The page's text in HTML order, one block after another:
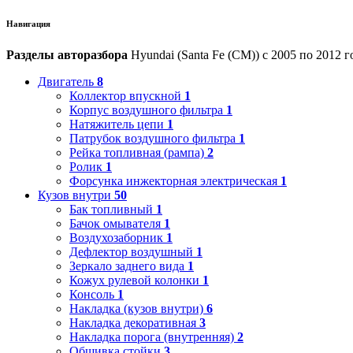
Навигация
Разделы авторазбора Hyundai (Santa Fe (CM)) с 2005 по 2012
Двигатель 8
Коллектор впускной 1
Корпус воздушного фильтра 1
Натяжитель цепи 1
Патрубок воздушного фильтра 1
Рейка топливная (рампа) 2
Ролик 1
Форсунка инжекторная электрическая 1
Кузов внутри 50
Бак топливный 1
Бачок омывателя 1
Воздухозаборник 1
Дефлектор воздушный 1
Зеркало заднего вида 1
Кожух рулевой колонки 1
Консоль 1
Накладка (кузов внутри) 6
Накладка декоративная 3
Накладка порога (внутренняя) 2